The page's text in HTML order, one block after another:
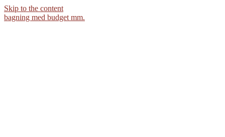
Skip to the content
bagning med budget mm.